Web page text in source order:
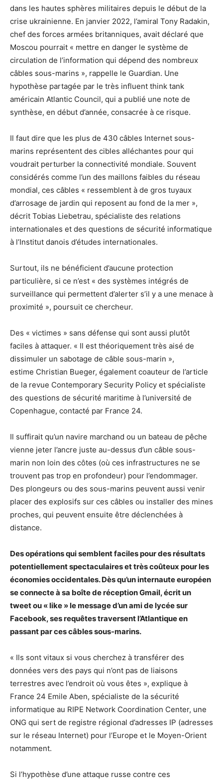
dans les hautes sphères militaires depuis le début de la
crise ukrainienne. En janvier 2022, l’amiral Tony Radakin,
chef des forces armées britanniques, avait déclaré que
Moscou pourrait « mettre en danger le système de
circulation de l’information qui dépend des nombreux
câbles sous-marins », rappelle le Guardian. Une
hypothèse partagée par le très influent think tank
américain Atlantic Council, qui a publié une note de
synthèse, en début d’année, consacrée à ce risque.
Il faut dire que les plus de 430 câbles Internet sous-
marins représentent des cibles alléchantes pour qui
voudrait perturber la connectivité mondiale. Souvent
considérés comme l’un des maillons faibles du réseau
mondial, ces câbles « ressemblent à de gros tuyaux
d’arrosage de jardin qui reposent au fond de la mer »,
décrit Tobias Liebetrau, spécialiste des relations
internationales et des questions de sécurité informatique
à l’Institut danois d’études internationales.
Surtout, ils ne bénéficient d’aucune protection
particulière, si ce n’est « des systèmes intégrés de
surveillance qui permettent d’alerter s’il y a une menace à
proximité », poursuit ce chercheur.
Des « victimes » sans défense qui sont aussi plutôt
faciles à attaquer. « Il est théoriquement très aisé de
dissimuler un sabotage de câble sous-marin »,
estime Christian Bueger, également coauteur de l’article
de la revue Contemporary Security Policy et spécialiste
des questions de sécurité maritime à l’université de
Copenhague, contacté par France 24.
Il suffirait qu’un navire marchand ou un bateau de pêche
vienne jeter l’ancre juste au-dessus d’un câble sous-
marin non loin des côtes (où ces infrastructures ne se
trouvent pas trop en profondeur) pour l’endommager.
Des plongeurs ou des sous-marins peuvent aussi venir
placer des explosifs sur ces câbles ou installer des mines
proches, qui peuvent ensuite être déclenchées à
distance.
Des opérations qui semblent faciles pour des résultats
potentiellement spectaculaires et très coûteux pour les
économies occidentales. Dès qu’un internaute européen
se connecte à sa boîte de réception Gmail, écrit un
tweet ou « like » le message d’un ami de lycée sur
Facebook, ses requêtes traversent l’Atlantique en
passant par ces câbles sous-marins.
« Ils sont vitaux si vous cherchez à transférer des
données vers des pays qui n’ont pas de liaisons
terrestres avec l’endroit où vous êtes », explique à
France 24 Emile Aben, spécialiste de la sécurité
informatique au RIPE Network Coordination Center, une
ONG qui sert de registre régional d’adresses IP (adresses
sur le réseau Internet) pour l’Europe et le Moyen-Orient
notamment.
Si l’hypothèse d’une attaque russe contre ces